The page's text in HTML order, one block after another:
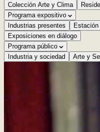
Colección Arte y Clima
Programa expositivo
Industrias presentes
Exposiciones en diálogo
Programa público
Industria y sociedad
Arte y